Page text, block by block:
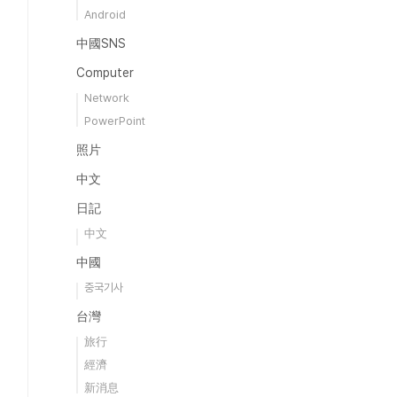
Android
中國SNS
Computer
Network
PowerPoint
照片
中文
日記
中文
中國
중국기사
台灣
旅行
經濟
新消息